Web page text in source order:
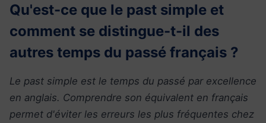
Qu'est-ce que le past simple et
comment se distingue-t-il des
autres temps du passé français ?
Le past simple est le temps du passé par excellence
en anglais. Comprendre son équivalent en français
permet d'éviter les erreurs les plus fréquentes chez